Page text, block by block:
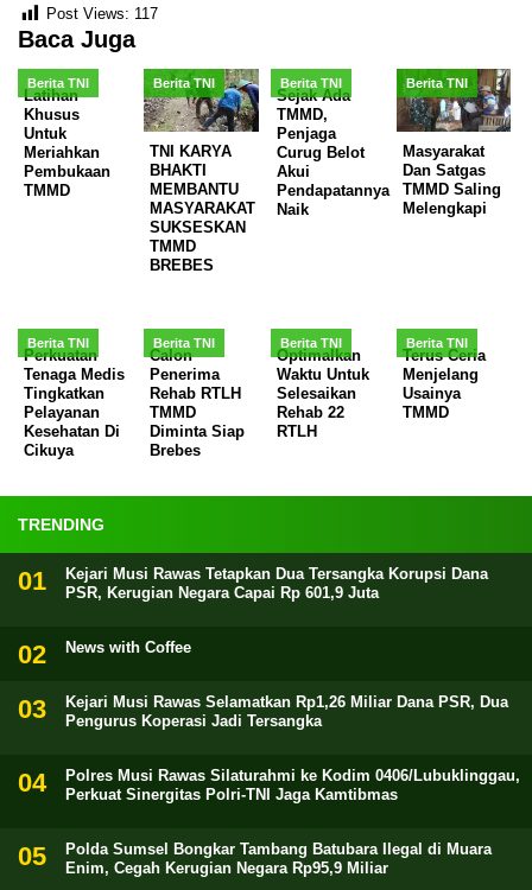
Post Views: 117
Baca Juga
Berita TNI
Latihan
Khusus
Untuk
Meriahkan
Pembukaan
TMMD
Berita TNI
TNI KARYA
BHAKTI
MEMBANTU
MASYARAKAT
SUKSESKAN
TMMD
BREBES
Berita TNI
Sejak Ada
TMMD,
Penjaga
Curug Belot
Akui
Pendapatannya
Naik
Berita TNI
Masyarakat
Dan Satgas
TMMD Saling
Melengkapi
Berita TNI
Perkuatan
Tenaga Medis
Tingkatkan
Pelayanan
Kesehatan Di
Cikuya
Berita TNI
Calon
Penerima
Rehab RTLH
TMMD
Diminta Siap
Brebes
Berita TNI
Optimalkan
Waktu Untuk
Selesaikan
Rehab 22
RTLH
Berita TNI
Terus Ceria
Menjelang
Usainya
TMMD
TRENDING
Kejari Musi Rawas Tetapkan Dua Tersangka Korupsi Dana
PSR, Kerugian Negara Capai Rp 601,9 Juta
News with Coffee
Kejari Musi Rawas Selamatkan Rp1,26 Miliar Dana PSR, Dua
Pengurus Koperasi Jadi Tersangka
Polres Musi Rawas Silaturahmi ke Kodim 0406/Lubuklinggau,
Perkuat Sinergitas Polri-TNI Jaga Kamtibmas
Polda Sumsel Bongkar Tambang Batubara Ilegal di Muara
Enim, Cegah Kerugian Negara Rp95,9 Miliar